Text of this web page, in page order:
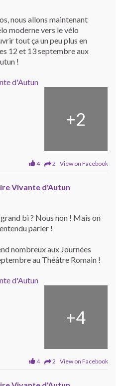
nous allons maintenant
moderne vers le vélo
tout ça un peu plus en
12 et 13 septembre aux
!
+2
4 2 View on Facebook
Vivante d'Autun
bi ? Nous non ! Mais on
parler !
nombreux aux Journées
au Théâtre Romain !
+4
4 2 View on Facebook